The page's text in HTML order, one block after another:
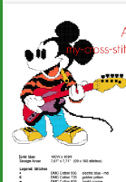
Alfabeto
Bambini
Disney
Thun